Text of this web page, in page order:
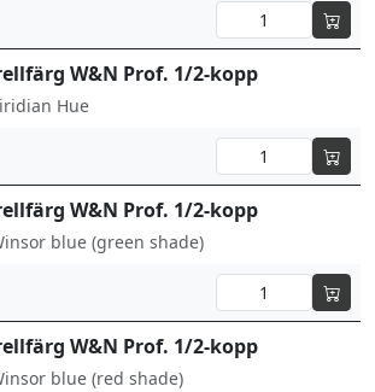
W&N Prof. 1/2-kopp
Hue
W&N Prof. 1/2-kopp
blue (green shade)
W&N Prof. 1/2-kopp
blue (red shade)